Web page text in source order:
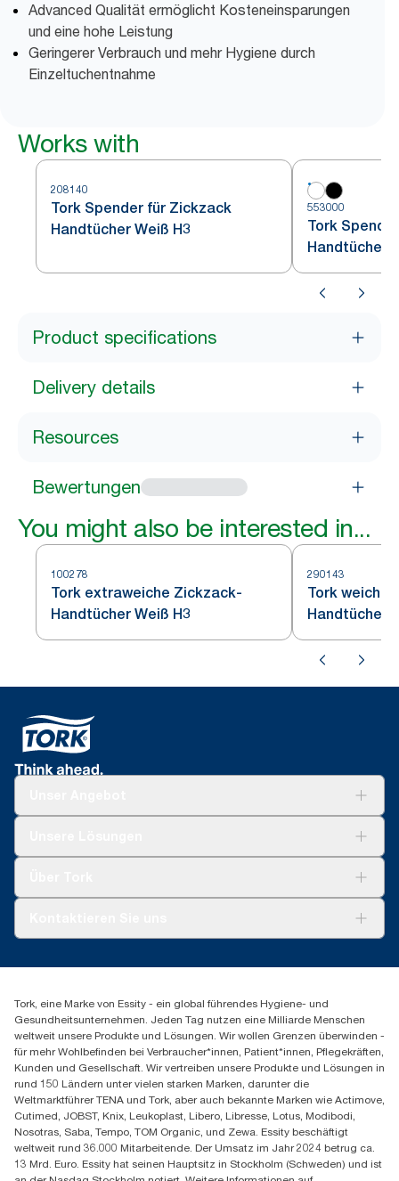
Advanced Qualität ermöglicht Kosteneinsparungen
und eine hohe Leistung
Geringerer Verbrauch und mehr Hygiene durch
Einzeltuchentnahme
Works with
208140
Tork Spender für Zickzack
Handtücher Weiß H3
553000
Tork
Handtücher
Product specifications
Delivery details
Resources
Bewertungen
You might also be interested in...
100278
Tork extraweiche Zickzack-
Handtücher Weiß H3
290143
Tork weiche
Handtücher
Spenderreklamation
+41 (0)848/810152
Essity Switzerland AG
Parkstraße 1b
6214 Schenkon
Mo-Do 8:00-16:30 | Fr 8:00-15:00
GLN: 7609999000928
Tork, eine Marke von Essity - ein global führendes Hygiene- und
Gesundheitsunternehmen. Jeden Tag nutzen eine Milliarde Menschen
weltweit unsere Produkte und Lösungen. Wir wollen Grenzen überwinden -
für mehr Wohlbefinden bei Verbraucher*innen, Patient*innen, Pflegekräften,
Kunden und Gesellschaft. Wir vertreiben unsere Produkte und Lösungen in
rund 150 Ländern unter vielen starken Marken, darunter die
Weltmarktführer TENA und Tork, aber auch bekannte Marken wie Actimove,
Cutimed, JOBST, Knix, Leukoplast, Libero, Libresse, Lotus, Modibodi,
Nosotras, Saba, Tempo, TOM Organic, und Zewa. Essity beschäftigt
weltweit rund 36.000 Mitarbeitende. Der Umsatz im Jahr 2024 betrug ca.
13 Mrd. Euro. Essity hat seinen Hauptsitz in Stockholm (Schweden) und ist